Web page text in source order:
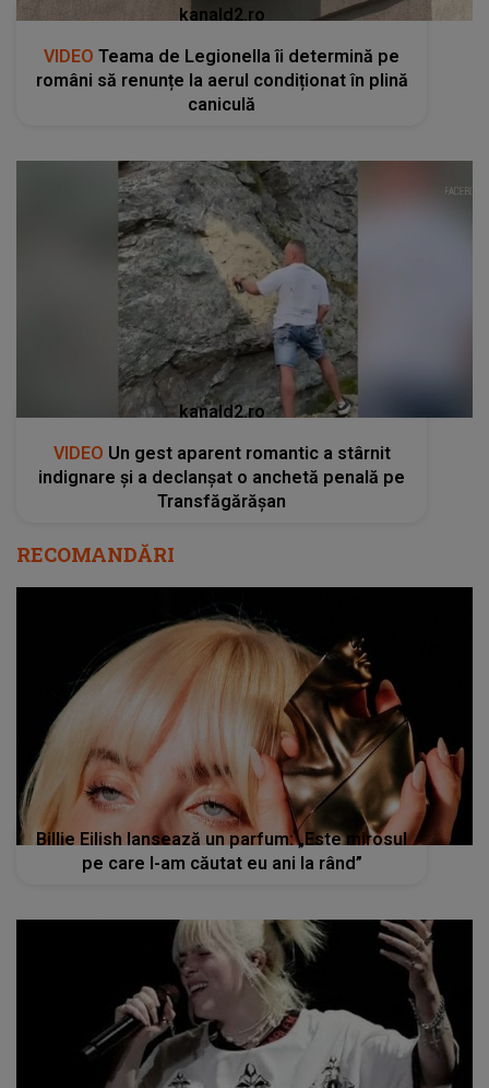
kanald2.ro
VIDEO Teama de Legionella îi determină pe
români să renunțe la aerul condiționat în plină
caniculă
kanald2.ro
VIDEO Un gest aparent romantic a stârnit
indignare și a declanșat o anchetă penală pe
Transfăgărășan
RECOMANDĂRI
Billie Eilish lansează un parfum: „Este mirosul
pe care l-am căutat eu ani la rând”